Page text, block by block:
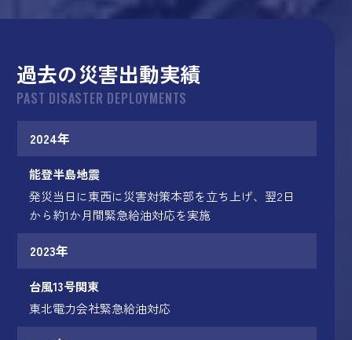
過去の災害出動実績
PAST DISASTER DEPLOYMENTS
2024年
能登半島地震
発災当日に東西に災害対策本部を立ち上げ、翌2日
から約1か月間緊急給油対応を実施
2023年
台風13号関東
東北電力会社緊急給油対応